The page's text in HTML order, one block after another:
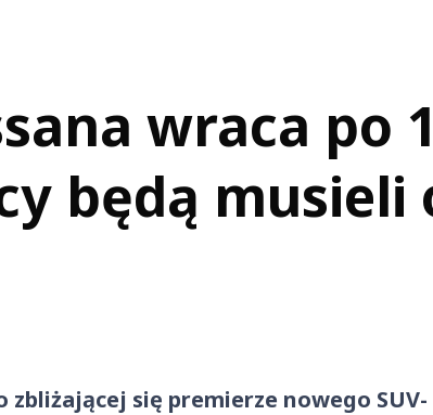
wraca po
będą musieli
się premierze nowego SUV-